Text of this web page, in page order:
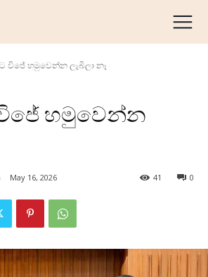
විජේ හමුවෙන්න ලැබිලා නෑ
හමුවෙන්න
May 16, 2026 0
41